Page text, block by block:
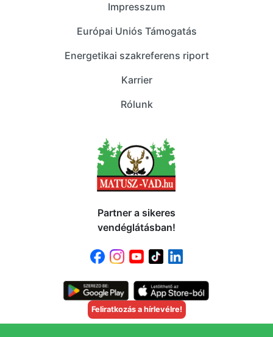
Impresszum
Európai Uniós Támogatás
Energetikai szakreferens riport
Karrier
Rólunk
Partner a sikeres
vendéglátásban!
Feliratkozás a hírlevélre!